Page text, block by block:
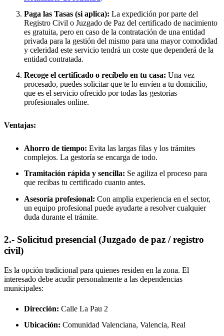
Paga las Tasas (si aplica): La expedición por parte del
Registro Civil o Juzgado de Paz del certificado de nacimiento
es gratuita, pero en caso de la contratación de una entidad
privada para la gestión del mismo para una mayor comodidad
y celeridad este servicio tendrá un coste que dependerá de la
entidad contratada.
Recoge el certificado o recíbelo en tu casa: Una vez
procesado, puedes solicitar que te lo envíen a tu domicilio,
que es el servicio ofrecido por todas las gestorías
profesionales online.
Ventajas:
Ahorro de tiempo: Evita las largas filas y los trámites
complejos. La gestoría se encarga de todo.
Tramitación rápida y sencilla: Se agiliza el proceso para
que recibas tu certificado cuanto antes.
Asesoría profesional: Con amplia experiencia en el sector,
un equipo profesional puede ayudarte a resolver cualquier
duda durante el trámite.
2.- Solicitud presencial (Juzgado de paz / registro
civil)
Es la opción tradicional para quienes residen en la zona. El
interesado debe acudir personalmente a las dependencias
municipales:
Dirección: Calle La Pau 2
Ubicación: Comunidad Valenciana, Valencia, Real